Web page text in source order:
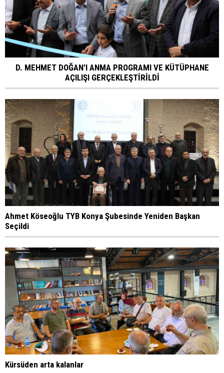
D. MEHMET DOĞAN'I ANMA PROGRAMI VE KÜTÜPHANE
AÇILIŞI GERÇEKLEŞTİRİLDİ
Ahmet Köseoğlu TYB Konya Şubesinde Yeniden Başkan
Seçildi
Kürsüden arta kalanlar